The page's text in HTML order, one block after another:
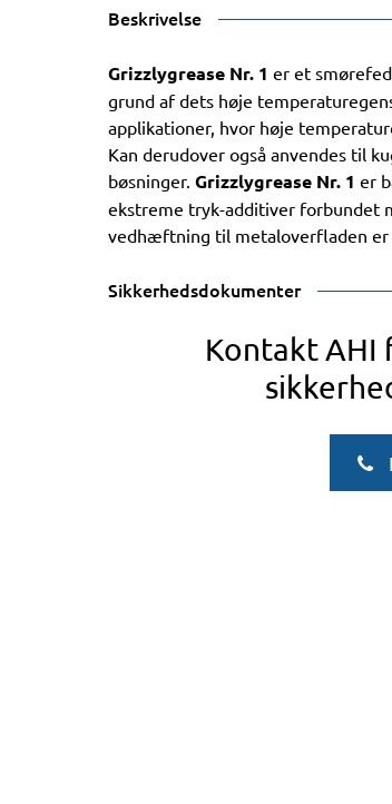
Beskrivelse
Grizzlygrease Nr. 1 er et
grund af dets høje
applikationer, hvor høje
Kan derudover også anvendes til
bøsninger. Grizzlygrease Nr. 1 er
ekstreme tryk-additiver forbundet
vedhæftning til metaloverfladen er
Sikkerhedsdokumenter
Kontakt AHI